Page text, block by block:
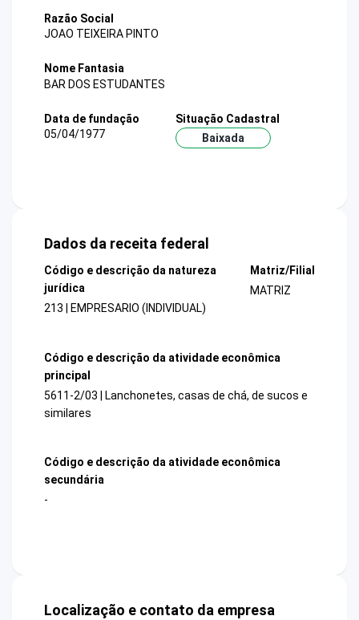
Razão Social
JOAO TEIXEIRA PINTO
Nome Fantasia
BAR DOS ESTUDANTES
Data de fundação
05/04/1977
Situação Cadastral
Baixada
Dados da receita federal
Código e descrição da natureza
jurídica
213 | EMPRESARIO (INDIVIDUAL)
Matriz/Filial
MATRIZ
Código e descrição da atividade econômica
principal
5611-2/03 | Lanchonetes, casas de chá, de sucos e
similares
Código e descrição da atividade econômica
secundária
-
Localização e contato da empresa